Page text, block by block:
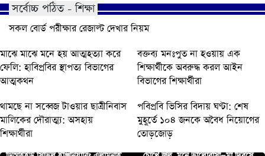
সর্বোচ্চ পঠিত - শিক্ষা
সকল বোর্ড পরীক্ষার রেজাল্ট দেখার নিয়ম
মাঝে মাঝে মনে হয় আত্মহত্যা করে
ফেলি: হাবিপ্রবির স্থাপত্য বিভাগের
আত্মকথন
বক্তব্য মনঃপুত না হওয়ায় এক
শিক্ষার্থীকে অবরুদ্ধ করল আইন
বিভাগের শিক্ষার্থীরা
থামছে না সব্বেজ টাওয়ার ছাত্রীনিবাস
মালিকের দৌরাত্ম্য: অসহায়
শিক্ষার্থীরা
পবিপ্রবি ভিসির বিদায় ঘণ্টা: শেষ
মুহূর্তে ১০৪ জনকে অবৈধ নিয়োগের
তোড়জোড়